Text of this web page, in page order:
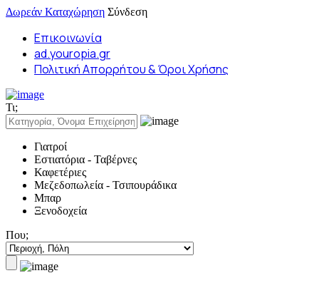
Δωρεάν Καταχώρηση Σύνδεση
Επικοινωνία
ad.youropia.gr
Πολιτική Απορρήτου & Όροι Χρήσης
Τι;
Γιατροί
Εστιατόρια - Ταβέρνες
Καφετέριες
Μεζεδοπωλεία - Τσιπουράδικα
Μπαρ
Ξενοδοχεία
Που;